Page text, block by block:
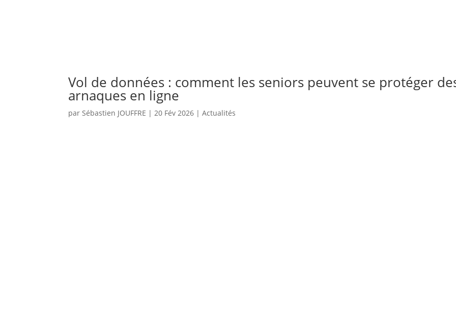
Vol de données : comment les seniors peuvent se protéger
arnaques en ligne
parSébastien JOUFFRE |20 Fév 2026 |Actualités